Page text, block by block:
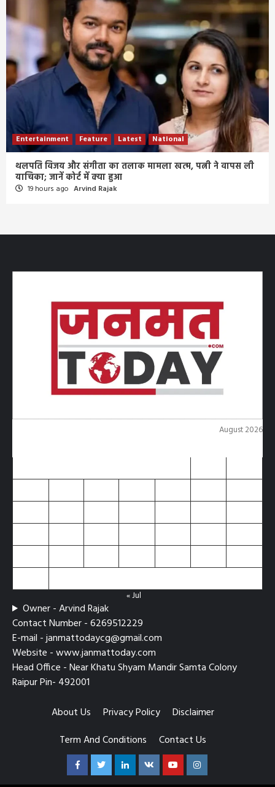
Entertainment Feature Latest National
थलपति विजय और संगीता का तलाक मामला खत्म, पत्नी ने वापस ली
याचिका; जानें कोर्ट में क्या हुआ
19 hours ago Arvind Rajak
August 2026
« Jul
Owner - Arvind Rajak
Contact Number - 6269512229
E-mail - janmattodaycg@gmail.com
Website - www.janmattoday.com
Head Office - Near Khatu Shyam Mandir Samta Colony
Raipur Pin- 492001
About Us
Privacy Policy
Disclaimer
Term And Conditions
Contact Us
FacebookTwitterLinkedin
VK YoutubeInstagram